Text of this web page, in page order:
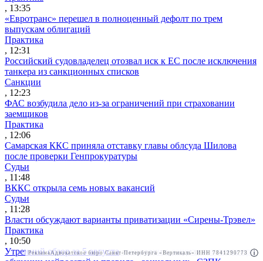
РекламаООО "Право.ру" ИНН: 7704835288
, 13:35
«Евротранс» перешел в полноценный дефолт по трем
выпускам облигаций
Практика
, 12:31
Российский судовладелец отозвал иск к ЕС после исключения
танкера из санкционных списков
Санкции
, 12:23
ФАС возбудила дело из-за ограничений при страховании
заемщиков
Практика
, 12:06
Самарская ККС приняла отставку главы облсуда Шилова
после проверки Генпрокуратуры
Судьи
, 11:48
ВККС открыла семь новых вакансий
Судьи
, 11:28
Власти обсуждают варианты приватизации «Сирены-Трэвел»
Практика
, 10:50
Утренний обзор за 5 августа: поправки о защите контента при
РекламаАдвокатское бюро Санкт-Петербурга «Вертикаль» ИНН 7841290773